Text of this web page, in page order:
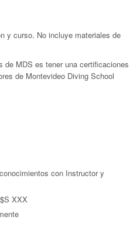
y curso. No incluye materiales de
de MDS es tener una certificaciones
de Montevideo Diving School
con Instructor y
XXX